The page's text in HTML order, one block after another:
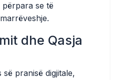
se të
dhe Qasja
pranisë digjitale,